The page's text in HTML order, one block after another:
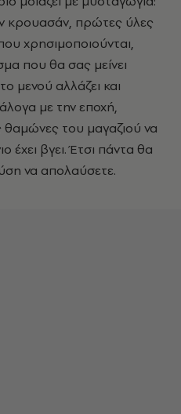
κρουασάν, πρώτες ύλες
χρησιμοποιούνται,
που θα σας μείνει
μενού αλλάζει και
με την εποχή,
του μαγαζιού να
έχει βγει. Έτσι πάντα θα
να απολαύσετε.